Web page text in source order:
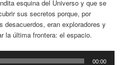
esquina del Universo y que se
sus secretos porque, por
desacuerdos, eran exploradores y
la última frontera: el espacio.
00:00